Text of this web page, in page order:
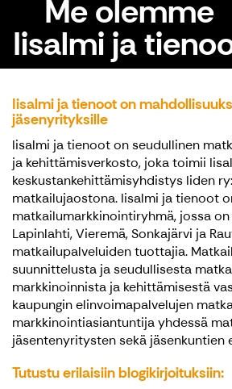
Me olemme
Iisalmi ja
Iisalmi ja tienoot on
jäsenyrityksille
Iisalmi ja tienoot on seudullinen
ja kehittämisverkosto, joka toimii
keskustankehittämisyhdistys Iiden
matkailujaostona. Iisalmi ja tienoot
matkailumarkkinointiryhmä, jossa
Lapinlahti, Vieremä, Sonkajärvi ja
matkailupalveluiden tuottajia.
suunnittelusta ja seudullisesta
markkinoinnista ja kehittämisestä
kaupungin elinvoimapalvelujen
markkinointiasiantuntija yhdessä
jäsentenyritysten sekä jäsenkuntien
Tutustu erilaisiin blogikirjoituksiin: